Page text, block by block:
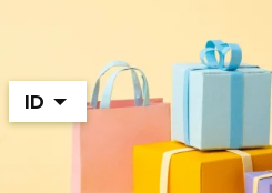
ID